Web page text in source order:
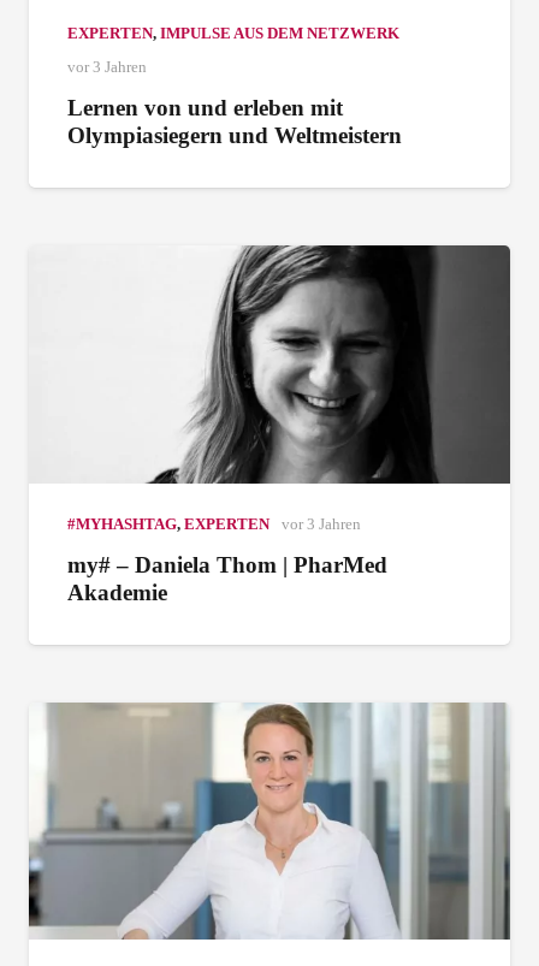
EXPERTEN, IMPULSE AUS DEM NETZWERK
vor 3 Jahren
Lernen von und erleben mit
Olympiasiegern und Weltmeistern
#MYHASHTAG, EXPERTEN vor 3 Jahren
my# – Daniela Thom | PharMed
Akademie